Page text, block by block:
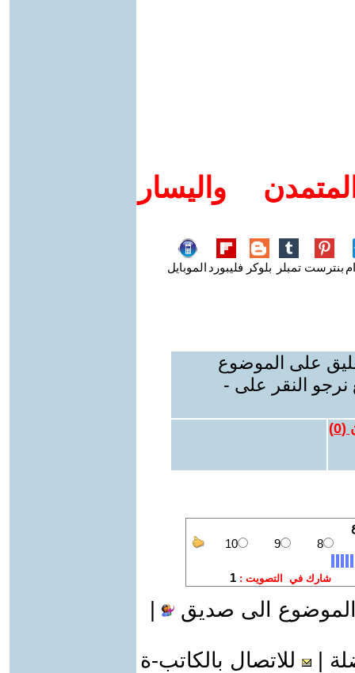
واليسار
بنترست تمبلر بلوكر فليبورد الموبايل
على الموضوع
نرجو النقر على -
(
0
)
الى صديق
للاتصال بالكاتب-ة